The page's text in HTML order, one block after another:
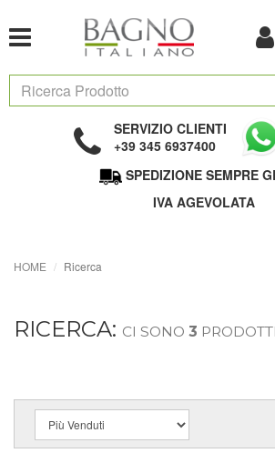
SERVIZIO CLIENTI
+39 345 6937400
SPEDIZIONE SEMPRE
IVA AGEVOLATA
HOME Ricerca
RICERCA: CI SONO 3 PRODOTTI